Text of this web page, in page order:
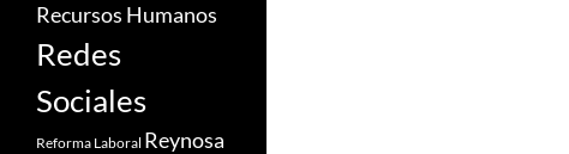
Recursos Humanos
Redes
Sociales
Reforma Laboral Reynosa